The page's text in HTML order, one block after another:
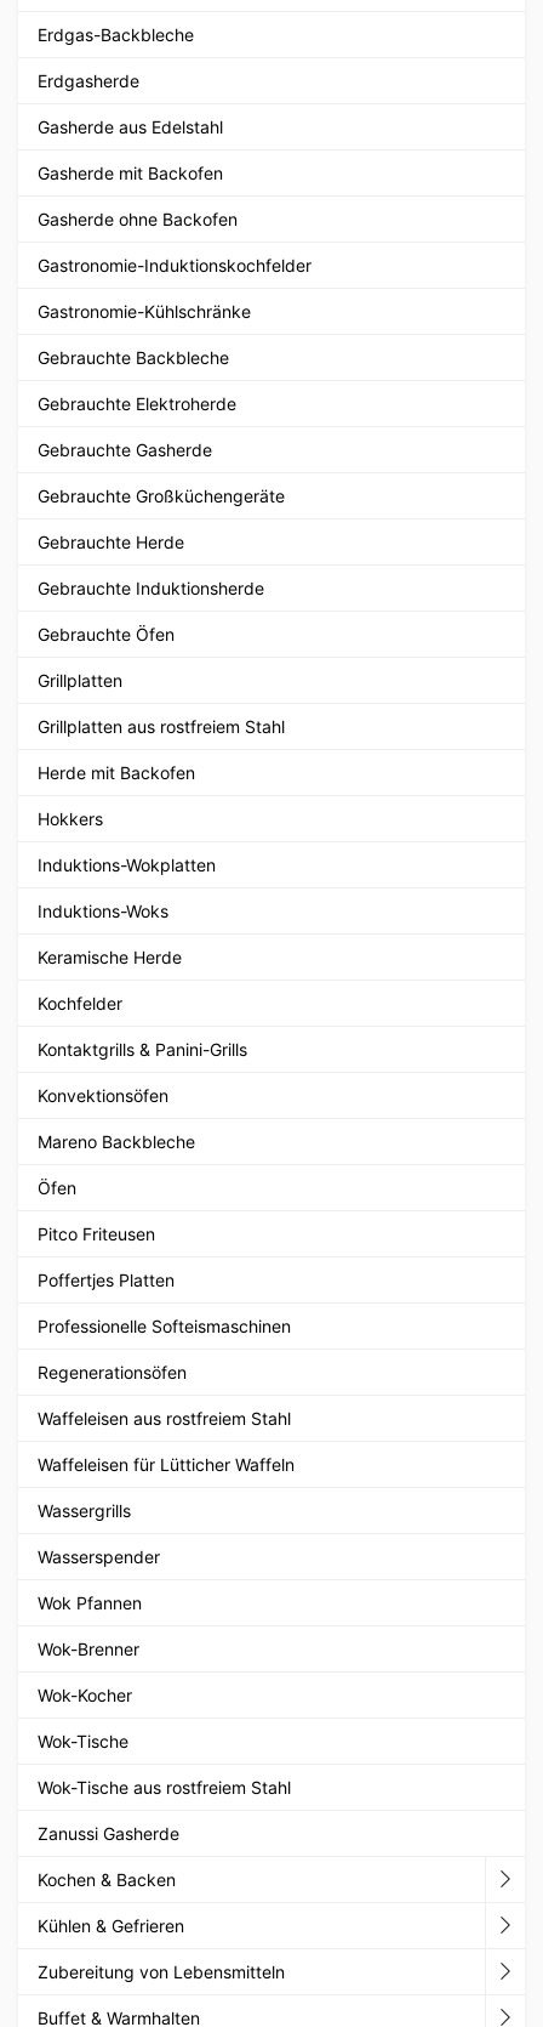
Erdgas-Backbleche
Erdgasherde
Gasherde aus Edelstahl
Gasherde mit Backofen
Gasherde ohne Backofen
Gastronomie-Induktionskochfelder
Gastronomie-Kühlschränke
Gebrauchte Backbleche
Gebrauchte Elektroherde
Gebrauchte Gasherde
Gebrauchte Großküchengeräte
Gebrauchte Herde
Gebrauchte Induktionsherde
Gebrauchte Öfen
Grillplatten
Grillplatten aus rostfreiem Stahl
Herde mit Backofen
Hokkers
Induktions-Wokplatten
Induktions-Woks
Keramische Herde
Kochfelder
Kontaktgrills & Panini-Grills
Konvektionsöfen
Mareno Backbleche
Öfen
Pitco Friteusen
Poffertjes Platten
Professionelle Softeismaschinen
Regenerationsöfen
Waffeleisen aus rostfreiem Stahl
Waffeleisen für Lütticher Waffeln
Wassergrills
Wasserspender
Wok Pfannen
Wok-Brenner
Wok-Kocher
Wok-Tische
Wok-Tische aus rostfreiem Stahl
Zanussi Gasherde
Kochen & Backen
Kühlen & Gefrieren
Zubereitung von Lebensmitteln
Buffet & Warmhalten